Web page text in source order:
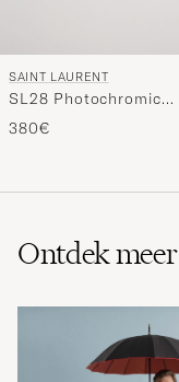
SAINT LAURENT
SL28 Photochromic
Sunglasses
Black/Transparent
380€
Ontdek meer